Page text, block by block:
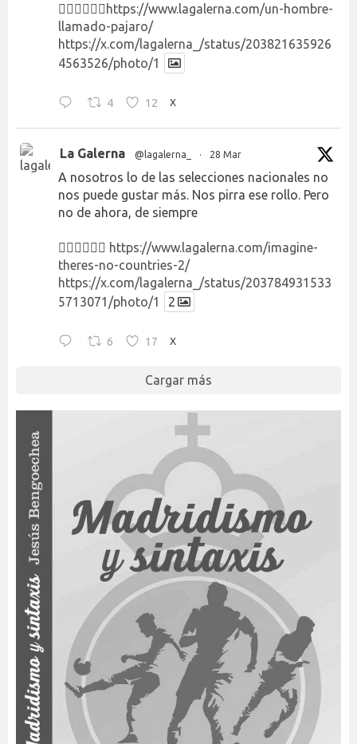
👉🏻👉🏻👉🏻 https://www.lagalerna.com/un-hombre-
llamado-pajaro/
https://x.com/lagalerna_/status/203821635926
4563526/photo/1
4 12 X
La Galerna @lagalerna_ · 28 Mar
A nosotros lo de las selecciones nacionales no
nos puede gustar más. Nos pirra ese rollo. Pero
no de ahora, de siempre
👉🏻👉🏻👉🏻 https://www.lagalerna.com/imagine-
theres-no-countries-2/
https://x.com/lagalerna_/status/203784931533
5713071/photo/1
2
6 17 X
Cargar más